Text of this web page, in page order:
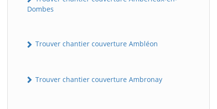
Dombes
Trouver chantier couverture Ambléon
Trouver chantier couverture Ambronay